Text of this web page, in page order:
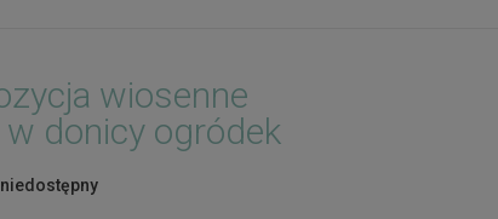
wiosenne
donicy ogródek
niedostępny